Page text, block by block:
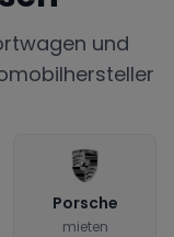
und
Porsche
mieten